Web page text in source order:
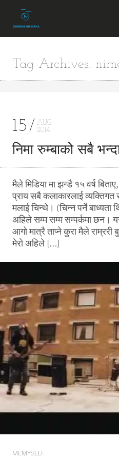
Tag Archives:
15
AUG
2014
निमा रुम्बाको सबै
मैले मिडिया मा झन्डै १५ वर्ष
प्राय सबै कलाकारलाई व्यक्तिगत
मलाई चिन्थे। (चिन्न पर्ने बाध्यता
अहिले सम्म सम्म सम्पर्कमा छन।
आगो मात्रै ताप्ने कुरा मैले
मेरो अहिले […]
MEMYSELF